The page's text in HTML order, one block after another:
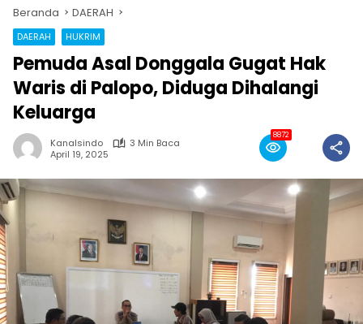
Beranda DAERAH
DAERAH HUKRIM
Pemuda Asal Donggala Gugat Hak
Waris di Palopo, Diduga Dihalangi
Keluarga
Kanalsindo
3 Min Baca
April 19, 2025
8872